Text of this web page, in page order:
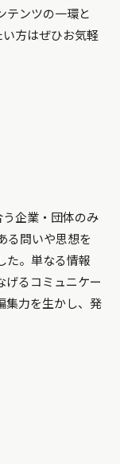
テンツの一環と
方はぜひお気軽
企業・団体のみ
る問いや思想を
た。単なる情報
げるコミュニケー
集力を生かし、発